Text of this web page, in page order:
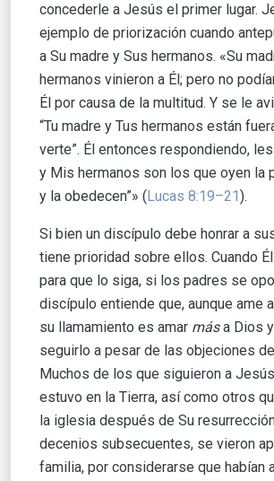
concederle a Jesús el primer lugar.
ejemplo de priorización cuando
a Su madre y Sus hermanos. «Su
hermanos vinieron a Él; pero no
Él por causa de la multitud. Y se le
“Tu madre y Tus hermanos están
verte”. Él entonces respondiendo,
y Mis hermanos son los que oyen la
y la obedecen”» ( Lucas 8:19–21 ).
Si bien un discípulo debe honrar a
tiene prioridad sobre ellos. Cuando
para que lo siga, si los padres se
discípulo entiende que, aunque ame
su llamamiento es amar mása Dios
seguirlo a pesar de las objeciones
Muchos de los que siguieron a Jesús
estuvo en la Tierra, así como otros
la iglesia después de Su
decenios subsecuentes, se vieron
familia, por considerarse que habían